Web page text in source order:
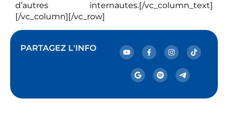
d’autres internautes.[/vc_column_text]
[/vc_column][/vc_row]
PARTAGEZ L'INFO